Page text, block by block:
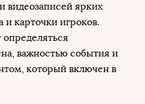
видеозаписей ярких
карточки игроков.
определяться
важностью события и
который включен в